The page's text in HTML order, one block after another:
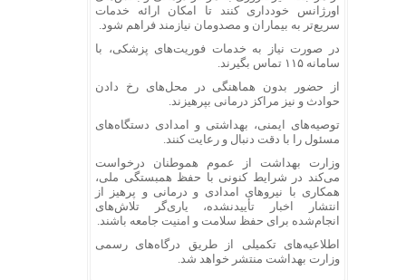
اورژانس خودداری کنند تا امکان ارائه خدمات
سریع‌تر به بیماران و مصدومان نیازمند فراهم شود.
در صورت نیاز به خدمات فوریت‌های پزشکی، با
سامانه ۱۱۵ تماس بگیرند.
از حضور بدون هماهنگی در محل‌های رخ دادن
حوادث و نیز مراکز درمانی بپرهیزند.
توصیه‌های ایمنی، بهداشتی و امدادی دستگاه‌های
مسئول را با دقت دنبال و رعایت کنند.
وزارت بهداشت از عموم هموطنان درخواست
می‌کند در شرایط کنونی با حفظ همبستگی ملی،
همکاری با نیروهای امدادی و درمانی و پرهیز از
انتشار اخبار تأییدنشده، یاری‌گر تلاش‌های
انجام‌شده برای حفظ سلامت و امنیت جامعه باشند.
اطلاعیه‌های تکمیلی از طریق درگاه‌های رسمی
وزارت بهداشت منتشر خواهد شد.